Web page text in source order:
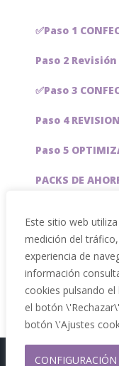
Este sitio web
medición del
experiencia de
información
cookies pulsando
el botón
botón \'Ajustes
CONFIGURACIÓN
✅Paso 1
Paso 2 Revisión
✅Paso 3
Paso 4
Paso 5
PACKS DE
Servicios